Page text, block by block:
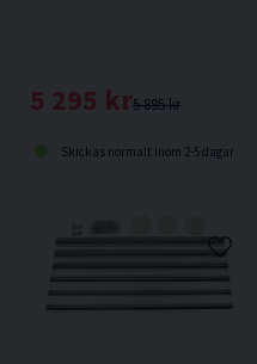
5 895 kr
5 295 kr
Skickas normalt inom 2-5 dagar